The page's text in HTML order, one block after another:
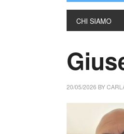
CHI SIAMO
20/05/2026 BY